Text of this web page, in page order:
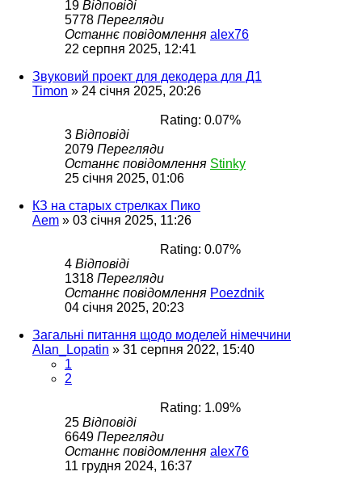
19 Відповіді
5778 Перегляди
Останнє повідомлення alex76
22 серпня 2025, 12:41
Звуковий проект для декодера для Д1
Timon » 24 січня 2025, 20:26
Rating: 0.07%
3 Відповіді
2079 Перегляди
Останнє повідомлення Stinky
25 січня 2025, 01:06
КЗ на старых стрелках Пико
Aem » 03 січня 2025, 11:26
Rating: 0.07%
4 Відповіді
1318 Перегляди
Останнє повідомлення Poezdnik
04 січня 2025, 20:23
Загальні питання щодо моделей німеччини
Alan_Lopatin » 31 серпня 2022, 15:40
1
2
Rating: 1.09%
25 Відповіді
6649 Перегляди
Останнє повідомлення alex76
11 грудня 2024, 16:37